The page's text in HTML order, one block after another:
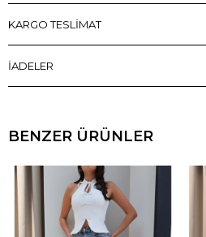
KARGO TESLİMAT
İADELER
BENZER ÜRÜNLER